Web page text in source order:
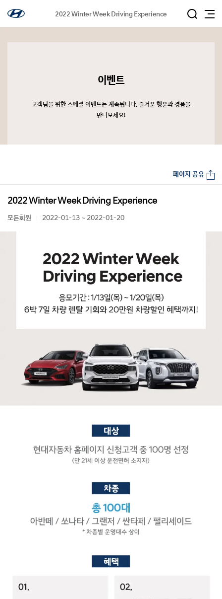
2022 Winter Week Driving Experience
이벤트
고객님을 위한 스페셜 이벤트는 계속됩니다. 즐거운 행운과 경품을
만나보세요!
2022 Winter Week Driving Experience
모든회원 2022-01-13 ~ 2022-01-20
페이지 공유